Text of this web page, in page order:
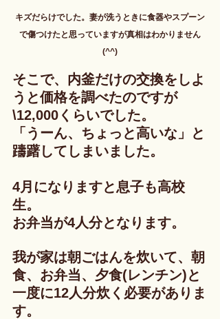
キズだらけでした。妻が洗うときに食器やスプーン
で傷つけたと思っていますが真相はわかりません
(^^)
そこで、内釜だけの交換をしよ
うと価格を調べたのですが
\12,000くらいでした。
「うーん、ちょっと高いな」と
躊躇してしまいました。
4月になりますと息子も高校
生。
お弁当が4人分となります。
我が家は朝ごはんを炊いて、朝
食、お弁当、夕食(レンチン)と
一度に12人分炊く必要がありま
す。